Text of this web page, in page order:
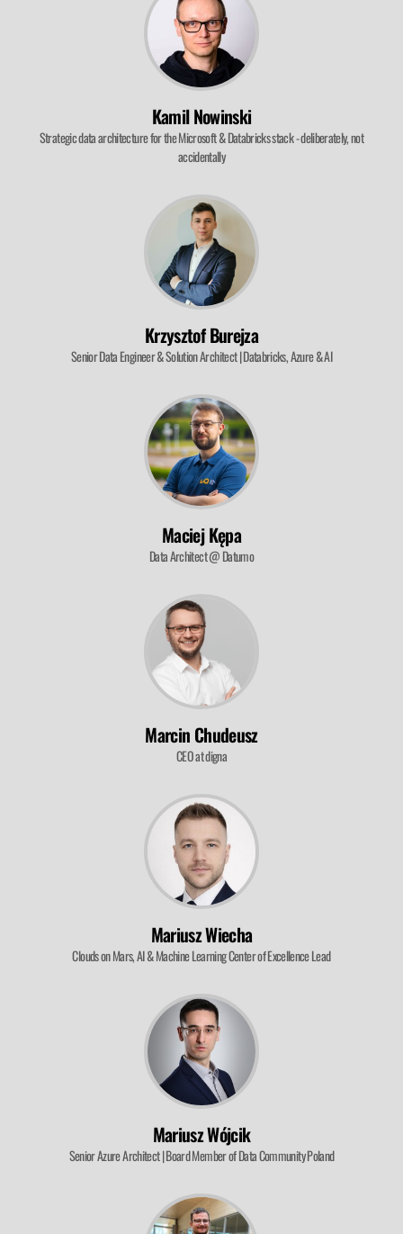
Kamil Nowinski
Strategic data architecture for the Microsoft & Databricks stack - deliberately, not
accidentally
Krzysztof Burejza
Senior Data Engineer & Solution Architect | Databricks, Azure & AI
Maciej Kępa
Data Architect @ Datumo
Marcin Chudeusz
CEO at digna
Mariusz Wiecha
Clouds on Mars, AI & Machine Learning Center of Excellence Lead
Mariusz Wójcik
Senior Azure Architect | Board Member of Data Community Poland